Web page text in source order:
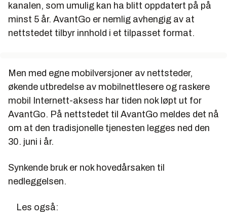
kanalen, som umulig kan ha blitt oppdatert på på
minst 5 år. AvantGo er nemlig avhengig av at
nettstedet tilbyr innhold i et tilpasset format.
Men med egne mobilversjoner av nettsteder,
økende utbredelse av mobilnettlesere og raskere
mobil Internett-aksess har tiden nok løpt ut for
AvantGo. På nettstedet til AvantGo meldes det nå
om at den tradisjonelle tjenesten legges ned den
30. juni i år.
Synkende bruk er nok hovedårsaken til
nedleggelsen.
Les også: